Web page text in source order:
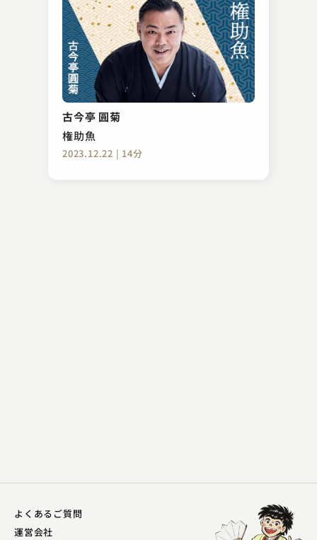
古今亭 圓菊
権助魚
2023.12.22 | 14分
柳家 はん治
鯛
2023.02.05 | 15分
よくあるご質問
運営会社